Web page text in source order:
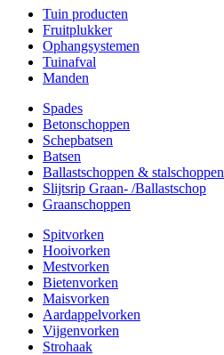
Tuin producten
Fruitplukker
Ophangsystemen
Tuinafval
Manden
Spades
Betonschoppen
Schepbatsen
Batsen
Ballastschoppen & stalschoppen
Slijtsrip Graan- /Ballastschop
Graanschoppen
Spitvorken
Hooivorken
Mestvorken
Bietenvorken
Maisvorken
Aardappelvorken
Vijgenvorken
Strohaak